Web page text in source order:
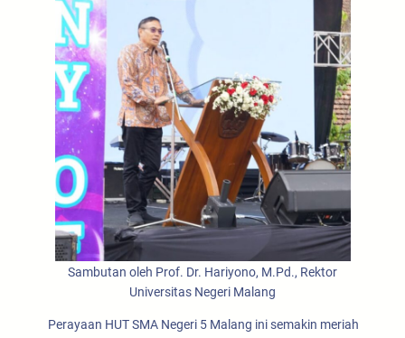
Sambutan oleh Prof. Dr. Hariyono, M.Pd., Rektor
Universitas Negeri Malang
Perayaan HUT SMA Negeri 5 Malang ini semakin meriah